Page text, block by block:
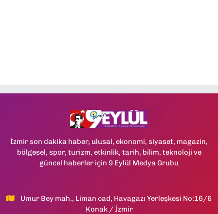
İzmir son dakika haber, ulusal, ekonomi, siyaset, magazin,
bölgesel, spor, turizm, etkinlik, tarih, bilim, teknoloji ve
güncel haberler için 9 Eylül Medya Grubu
Umur Bey mah., Liman cad, Havagazı Yerleşkesi No:16/6
Konak / İzmir